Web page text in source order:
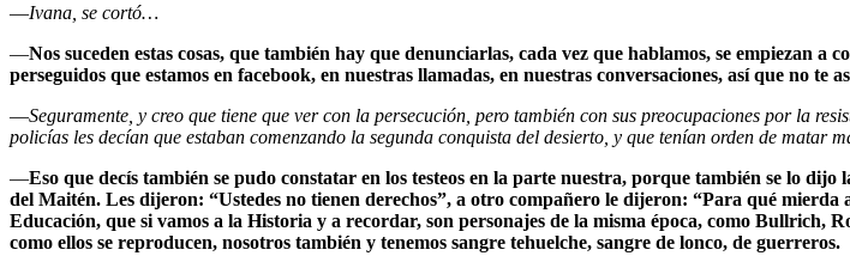
—Ivana, se cortó…
—Nos suceden estas cosas, que también hay que denunciarlas, cada vez que hablamos, se empiezan
perseguidos que estamos en facebook, en nuestras llamadas, en nuestras conversaciones, así que no te
—Seguramente, y creo que tiene que ver con la persecución, pero también con sus preocupaciones por la
policías les decían que estaban comenzando la segunda conquista del desierto, y que tenían orden de
—Eso que decís también se pudo constatar en los testeos en la parte nuestra, porque también se lo
del Maitén. Les dijeron: “Ustedes no tienen derechos”, a otro compañero le dijeron: “Para qué
Educación, que si vamos a la Historia y a recordar, son personajes de la misma época, como Bullrich,
como ellos se reproducen, nosotros también y tenemos sangre tehuelche, sangre de lonco, de guerreros.